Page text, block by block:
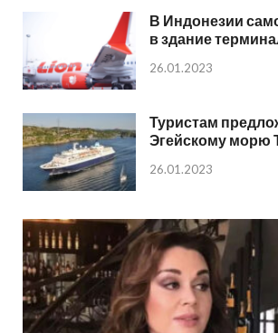
В Индонезии
в здание
26.01.2023
Туристам
Эгейскому морю
26.01.2023